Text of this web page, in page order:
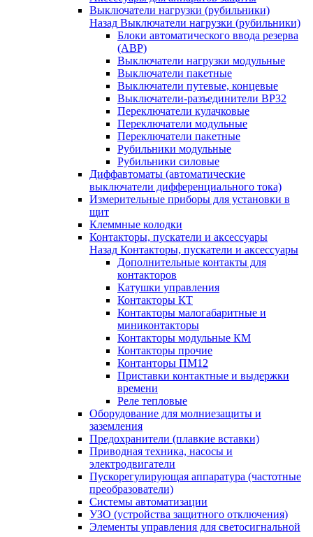
Выключатели нагрузки (рубильники)
Назад Выключатели нагрузки (рубильники)
Блоки автоматического ввода резерва
(АВР)
Выключатели нагрузки модульные
Выключатели пакетные
Выключатели путевые, концевые
Выключатели-разъединители ВР32
Переключатели кулачковые
Переключатели модульные
Переключатели пакетные
Рубильники модульные
Рубильники силовые
Диффавтоматы (автоматические
выключатели дифференциального тока)
Измерительные приборы для установки в
щит
Клеммные колодки
Контакторы, пускатели и аксессуары
Назад Контакторы, пускатели и аксессуары
Дополнительные контакты для
контакторов
Катушки управления
Контакторы КТ
Контакторы малогабаритные и
миниконтакторы
Контакторы модульные КМ
Контакторы прочие
Контанторы ПМ12
Приставки контактные и выдержки
времени
Реле тепловые
Оборудование для молниезащиты и
заземления
Предохранители (плавкие вставки)
Приводная техника, насосы и
электродвигатели
Пускорегулирующая аппаратура (частотные
преобразователи)
Системы автоматизации
УЗО (устройства защитного отключения)
Элементы управления для светосигнальной